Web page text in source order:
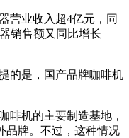
业收入超4亿元，同
销售额又同比增长
是，国产品牌咖啡机
机的主要制造基地，
品牌。不过，这种情况